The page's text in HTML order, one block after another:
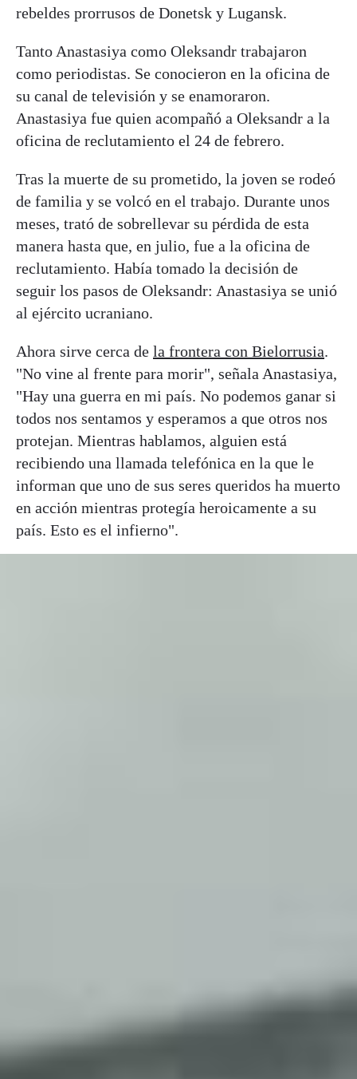
rebeldes prorrusos de Donetsk y Lugansk.
Tanto Anastasiya como Oleksandr trabajaron
como periodistas. Se conocieron en la oficina de
su canal de televisión y se enamoraron.
Anastasiya fue quien acompañó a Oleksandr a la
oficina de reclutamiento el 24 de febrero.
Tras la muerte de su prometido, la joven se rodeó
de familia y se volcó en el trabajo. Durante unos
meses, trató de sobrellevar su pérdida de esta
manera hasta que, en julio, fue a la oficina de
reclutamiento. Había tomado la decisión de
seguir los pasos de Oleksandr: Anastasiya se unió
al ejército ucraniano.
Ahora sirve cerca de la frontera con Bielorrusia.
"No vine al frente para morir", señala Anastasiya,
"Hay una guerra en mi país. No podemos ganar si
todos nos sentamos y esperamos a que otros nos
protejan. Mientras hablamos, alguien está
recibiendo una llamada telefónica en la que le
informan que uno de sus seres queridos ha muerto
en acción mientras protegía heroicamente a su
país. Esto es el infierno".